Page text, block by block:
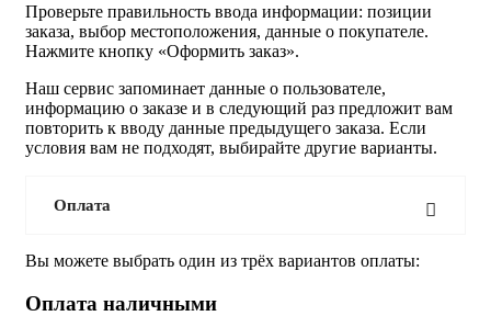
Проверьте правильность ввода информации: позиции
заказа, выбор местоположения, данные о покупателе.
Нажмите кнопку «Оформить заказ».
Наш сервис запоминает данные о пользователе,
информацию о заказе и в следующий раз предложит вам
повторить к вводу данные предыдущего заказа. Если
условия вам не подходят, выбирайте другие варианты.
Оплата
Вы можете выбрать один из трёх вариантов оплаты:
Оплата наличными